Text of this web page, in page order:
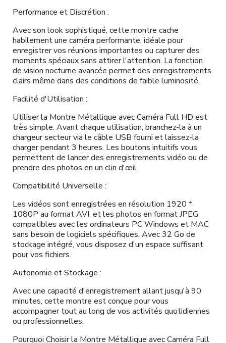
Performance et Discrétion :
Avec son look sophistiqué, cette montre cache
habilement une caméra performante, idéale pour
enregistrer vos réunions importantes ou capturer des
moments spéciaux sans attirer l'attention. La fonction
de vision nocturne avancée permet des enregistrements
clairs même dans des conditions de faible luminosité.
Facilité d'Utilisation :
Utiliser la Montre Métallique avec Caméra Full HD est
très simple. Avant chaque utilisation, branchez-la à un
chargeur secteur via le câble USB fourni et laissez-la
charger pendant 3 heures. Les boutons intuitifs vous
permettent de lancer des enregistrements vidéo ou de
prendre des photos en un clin d'œil.
Compatibilité Universelle :
Les vidéos sont enregistrées en résolution 1920 *
1080P au format AVI, et les photos en format JPEG,
compatibles avec les ordinateurs PC Windows et MAC
sans besoin de logiciels spécifiques. Avec 32 Go de
stockage intégré, vous disposez d'un espace suffisant
pour vos fichiers.
Autonomie et Stockage :
Avec une capacité d'enregistrement allant jusqu'à 90
minutes, cette montre est conçue pour vous
accompagner tout au long de vos activités quotidiennes
ou professionnelles.
Pourquoi Choisir la Montre Métallique avec Caméra Full